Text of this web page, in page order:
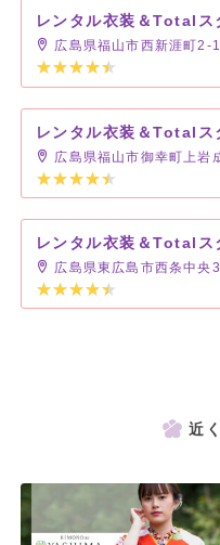
広島県福山市西新涯町2-
広島県福山市御幸町上岩
広島県東広島市西条中央
近